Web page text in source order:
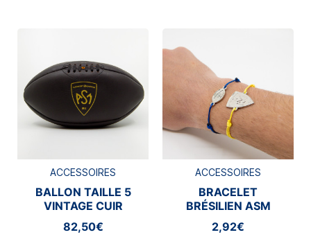
ACCESSOIRES
BALLON TAILLE 5
VINTAGE CUIR
GILBERT ASM
CLERMONT
82,50€
ACCESSOIRES
BRACELET
BRÉSILIEN ASM
CLERMONT
2,92€